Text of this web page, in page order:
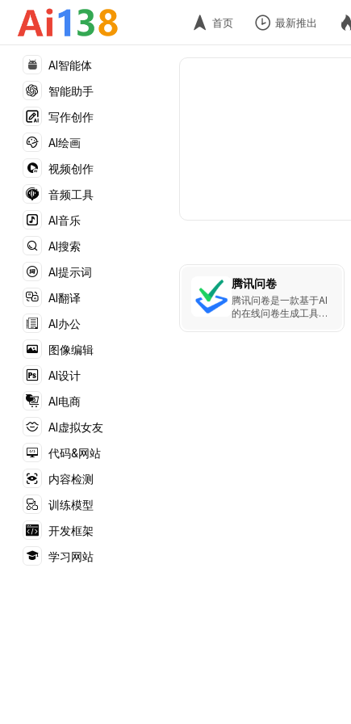
AI智能体
智能助手
写作创作
AI绘画
视频创作
音频工具
AI音乐
AI搜索
AI提示词
AI翻译
AI办公
图像编辑
AI设计
AI电商
AI虚拟女友
代码&网站
内容检测
训练模型
开发框架
学习网站
首页 最新推出
腾讯问卷
腾讯问卷是一款基于AI
的在线问卷生成工具，